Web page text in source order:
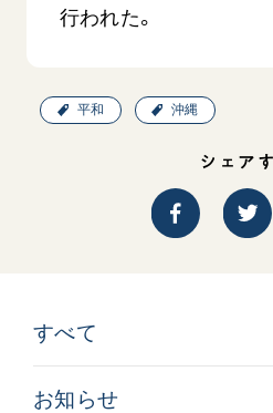
【被爆証言】「原爆の子」と
広島県 早志百…
平和
広島
行われた。
平和 沖縄
シェア
すべて
お知らせ